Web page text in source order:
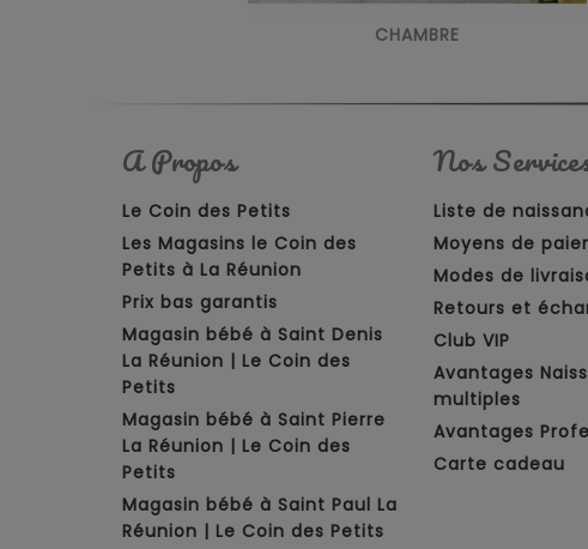
CHAMBRE
A Propos
Le Coin des Petits
Les Magasins le Coin des
Petits à La Réunion
Prix bas garantis
Magasin bébé à Saint Denis
La Réunion | Le Coin des
Petits
Magasin bébé à Saint Pierre
La Réunion | Le Coin des
Petits
Magasin bébé à Saint Paul La
Réunion | Le Coin des Petits
Nos
Liste de
Moyens de
Modes de
Retours et
Club VIP
Avantages
multiples
Avantages
Carte cadeau